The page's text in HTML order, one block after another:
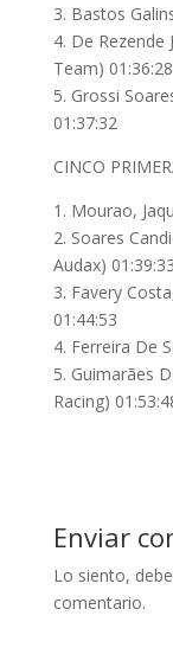
3. Bastos
4. De Rezende
Team) 01:36:28
5. Grossi
01:37:32
CINCO
1. Mourao,
2. Soares
Audax) 01:39:33
3. Favery
01:44:53
4. Ferreira De
5. Guimarães
Racing)
Enviar
Lo siento,
comentario.